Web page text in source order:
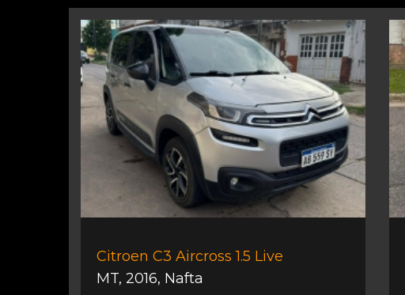
Citroen C3 Aircross 1.5 Live
MT, 2016, Nafta